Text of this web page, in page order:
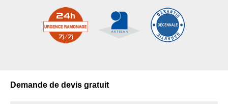
Demande de devis gratuit